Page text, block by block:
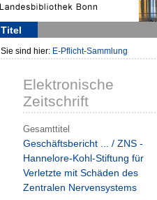
Titel
Sie sind hier: E-Pflicht-Sammlung
Elektronische
Zeitschrift
Gesamttitel
Geschäftsbericht ... / ZNS -
Hannelore-Kohl-Stiftung für
Verletzte mit Schäden des
Zentralen Nervensystems